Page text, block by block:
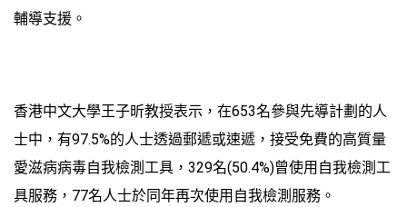
輔導支援。
香港中文大學王子昕教授表示，在653名參與先導計劃的人
士中，有97.5%的人士透過郵遞或速遞，接受免費的高質量
愛滋病病毒自我檢測工具，329名(50.4%)曾使用自我檢測工
具服務，77名人士於同年再次使用自我檢測服務。